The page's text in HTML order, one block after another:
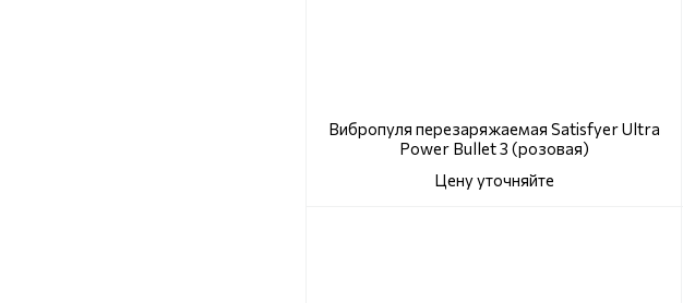
Вибропуля перезаряжаемая Satisfyer Ultra
Power Bullet 3 (розовая)
Цену уточняйте